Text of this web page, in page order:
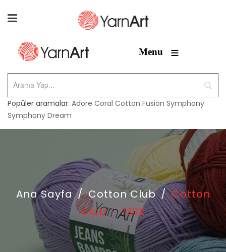
Menu ≡
Popüler aramalar: Adore Coral Cotton Fusion Symphony
Symphony Dream
Ana Sayfa / Cotton Club / Cotton
Club – 7332